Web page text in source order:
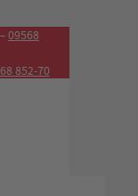
09568
852-70